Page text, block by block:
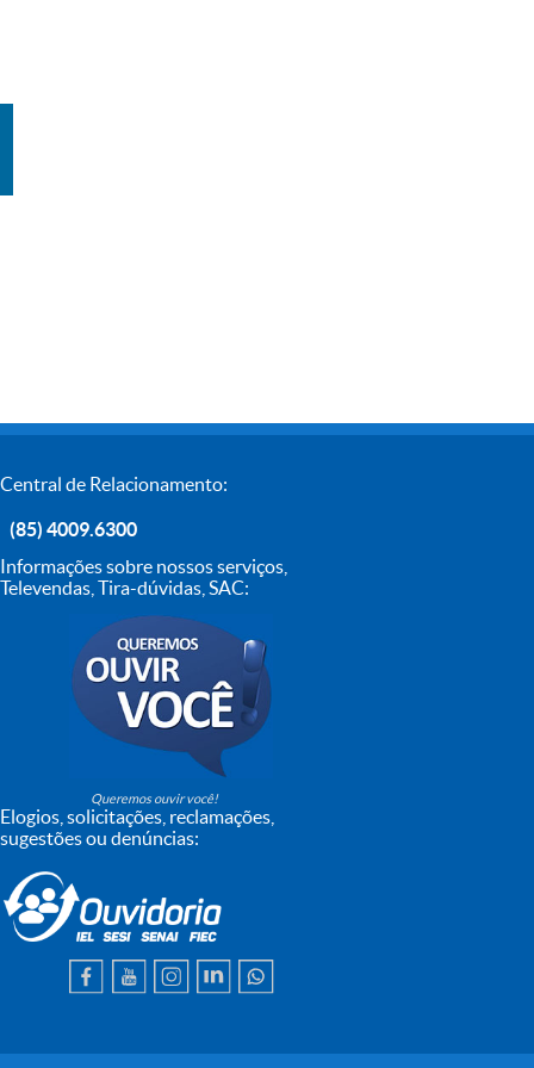
Central de Relacionamento:
(85) 4009.6300
Informações sobre nossos serviços,
Televendas, Tira-dúvidas, SAC:
Queremos ouvir você!
Elogios, solicitações, reclamações,
sugestões ou denúncias: